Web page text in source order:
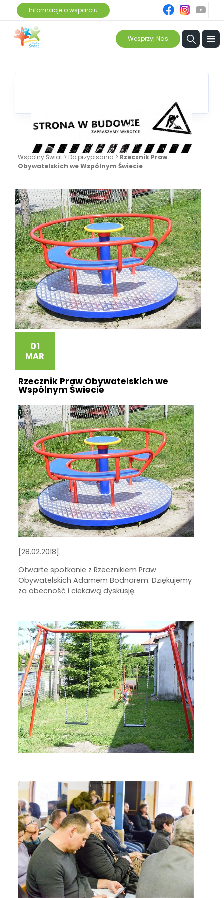
Informacje o wsparciu
ins
Wesprzyj Nas ≡
Wspólny Świat > Do przypisania > Rzecznik Praw
Obywatelskich we Wspólnym Świecie
01
MAR
Rzecznik Praw Obywatelskich we
Wspólnym Świecie
[28.02.2018]
Otwarte spotkanie z Rzecznikiem Praw
Obywatelskich Adamem Bodnarem. Dziękujemy
za obecność i ciekawą dyskusję.